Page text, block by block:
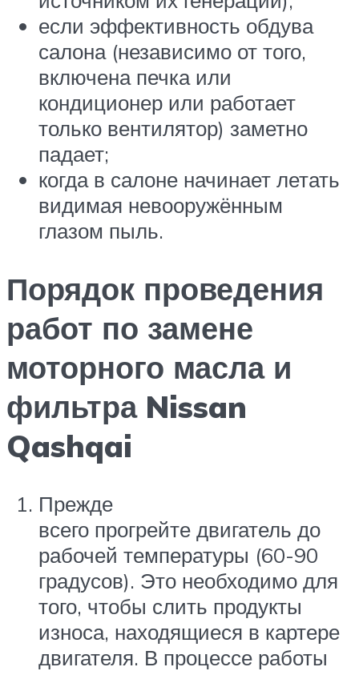
если эффективность обдува
салона (независимо от того,
включена печка или
кондиционер или работает
только вентилятор) заметно
падает;
когда в салоне начинает летать
видимая невооружённым
глазом пыль.
Порядок проведения
работ по замене
моторного масла и
фильтра Nissan
Qashqai
Прежде
всего прогрейте двигатель до
рабочей температуры (60-90
градусов). Это необходимо для
того, чтобы слить продукты
износа, находящиеся в картере
двигателя. В процессе работы